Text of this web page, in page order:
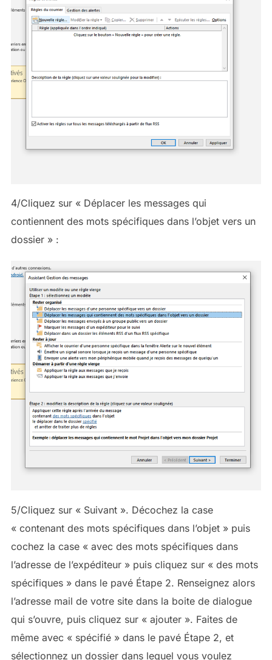
4/Cliquez sur « Déplacer les messages qui
contiennent des mots spécifiques dans l’objet vers un
dossier » :
5/Cliquez sur « Suivant ». Décochez la case
« contenant des mots spécifiques dans l’objet » puis
cochez la case « avec des mots spécifiques dans
l’adresse de l’expéditeur » puis cliquez sur « des mots
spécifiques » dans le pavé Étape 2. Renseignez alors
l’adresse mail de votre site dans la boite de dialogue
qui s’ouvre, puis cliquez sur « ajouter ». Faites de
même avec « spécifié » dans le pavé Étape 2, et
sélectionnez un dossier dans lequel vous voulez